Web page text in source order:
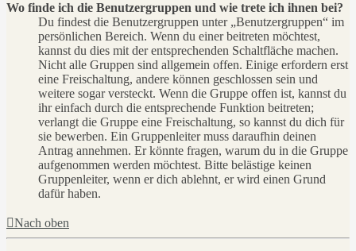
Wo finde ich die Benutzergruppen und wie trete ich ihnen bei?
Du findest die Benutzergruppen unter „Benutzergruppen“ im
persönlichen Bereich. Wenn du einer beitreten möchtest,
kannst du dies mit der entsprechenden Schaltfläche machen.
Nicht alle Gruppen sind allgemein offen. Einige erfordern erst
eine Freischaltung, andere können geschlossen sein und
weitere sogar versteckt. Wenn die Gruppe offen ist, kannst du
ihr einfach durch die entsprechende Funktion beitreten;
verlangt die Gruppe eine Freischaltung, so kannst du dich für
sie bewerben. Ein Gruppenleiter muss daraufhin deinen
Antrag annehmen. Er könnte fragen, warum du in die Gruppe
aufgenommen werden möchtest. Bitte belästige keinen
Gruppenleiter, wenn er dich ablehnt, er wird einen Grund
dafür haben.
Nach oben